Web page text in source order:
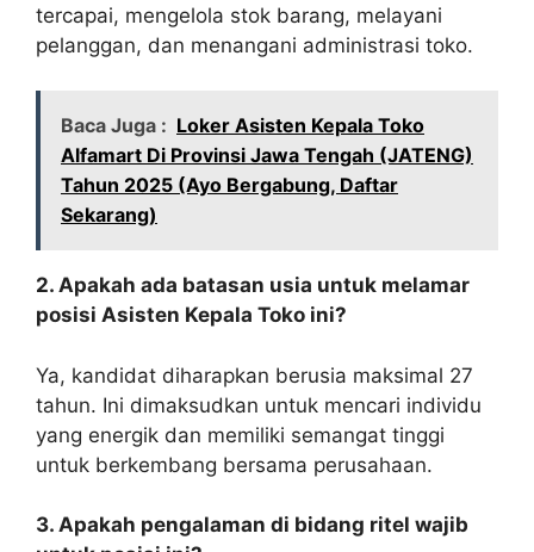
tercapai, mengelola stok barang, melayani
pelanggan, dan menangani administrasi toko.
Baca Juga : Loker Asisten Kepala Toko
Alfamart Di Provinsi Jawa Tengah (JATENG)
Tahun 2025 (Ayo Bergabung, Daftar
Sekarang)
2. Apakah ada batasan usia untuk melamar
posisi Asisten Kepala Toko ini?
Ya, kandidat diharapkan berusia maksimal 27
tahun. Ini dimaksudkan untuk mencari individu
yang energik dan memiliki semangat tinggi
untuk berkembang bersama perusahaan.
3. Apakah pengalaman di bidang ritel wajib